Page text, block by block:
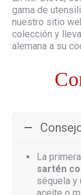
gama de
nuestro sitio
colección y
alemana a su
La
sartén
séquela y